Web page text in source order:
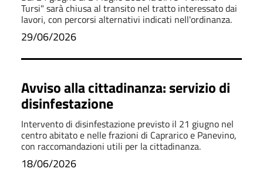
Tursi" sarà chiusa al transito nel tratto interessato dai
lavori, con percorsi alternativi indicati nell'ordinanza.
29/06/2026
Avviso alla cittadinanza: servizio di
disinfestazione
Intervento di disinfestazione previsto il 21 giugno nel
centro abitato e nelle frazioni di Caprarico e Panevino,
con raccomandazioni utili per la cittadinanza.
18/06/2026